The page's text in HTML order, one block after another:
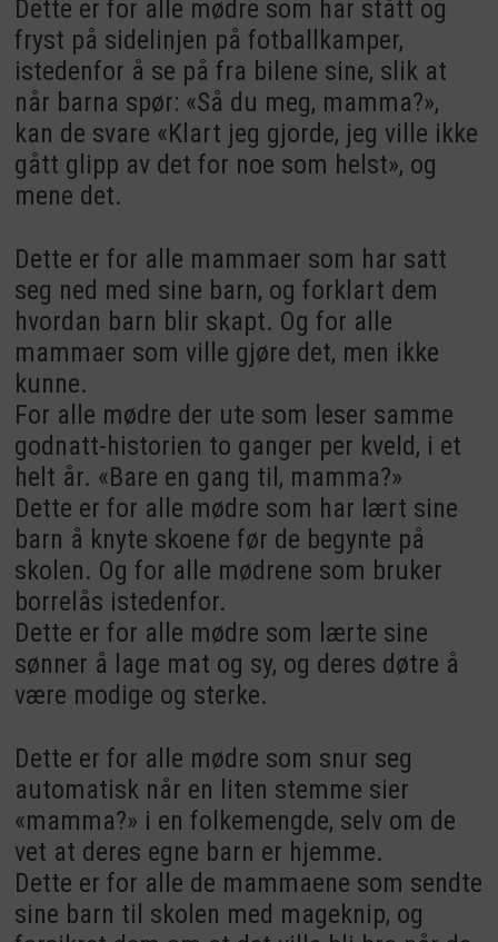
Dette er for alle mødre som har stått og
fryst på sidelinjen på fotballkamper,
istedenfor å se på fra bilene sine, slik at
når barna spør: «Så du meg, mamma?»,
kan de svare «Klart jeg gjorde, jeg ville ikke
gått glipp av det for noe som helst», og
mene det.
Dette er for alle mammaer som har satt
seg ned med sine barn, og forklart dem
hvordan barn blir skapt. Og for alle
mammaer som ville gjøre det, men ikke
kunne.
For alle mødre der ute som leser samme
godnatt-historien to ganger per kveld, i et
helt år. «Bare en gang til, mamma?»
Dette er for alle mødre som har lært sine
barn å knyte skoene før de begynte på
skolen. Og for alle mødrene som bruker
borrelås istedenfor.
Dette er for alle mødre som lærte sine
sønner å lage mat og sy, og deres døtre å
være modige og sterke.
Dette er for alle mødre som snur seg
automatisk når en liten stemme sier
«mamma?» i en folkemengde, selv om de
vet at deres egne barn er hjemme.
Dette er for alle de mammaene som sendte
sine barn til skolen med mageknip, og